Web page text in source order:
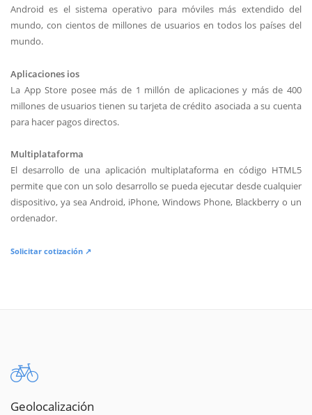
Android es el sistema operativo para móviles más extendido del
mundo, con cientos de millones de usuarios en todos los países del
mundo.
Aplicaciones ios
La App Store posee más de 1 millón de aplicaciones y más de 400
millones de usuarios tienen su tarjeta de crédito asociada a su cuenta
para hacer pagos directos.
Multiplataforma
El desarrollo de una aplicación multiplataforma en código HTML5
permite que con un solo desarrollo se pueda ejecutar desde cualquier
dispositivo, ya sea Android, iPhone, Windows Phone, Blackberry o un
ordenador.
Solicitar cotización ↗
Geolocalización